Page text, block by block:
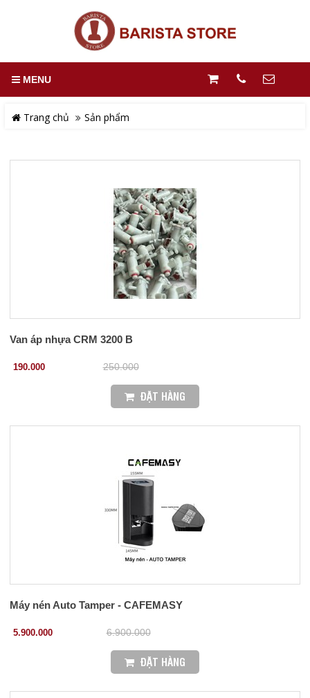
MENU
Trang chủ Sản phẩm
Van áp nhựa CRM 3200 B
190.000 250.000
ĐẶT HÀNG
Máy nén Auto Tamper - CAFEMASY
5.900.000 6.900.000
ĐẶT HÀNG